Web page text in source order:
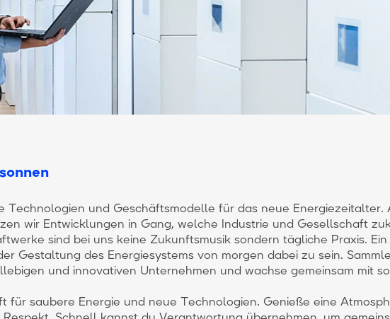
Technologien und Geschäftsmodelle für das neue Energiezeitalter.
wir Entwicklungen in Gang, welche Industrie und Gesellschaft
sind bei uns keine Zukunftsmusik sondern tägliche Praxis.
Gestaltung des Energiesystems von morgen dabei zu sein.
und innovativen Unternehmen und wachse gemeinsam mit
für saubere Energie und neue Technologien. Genieße eine